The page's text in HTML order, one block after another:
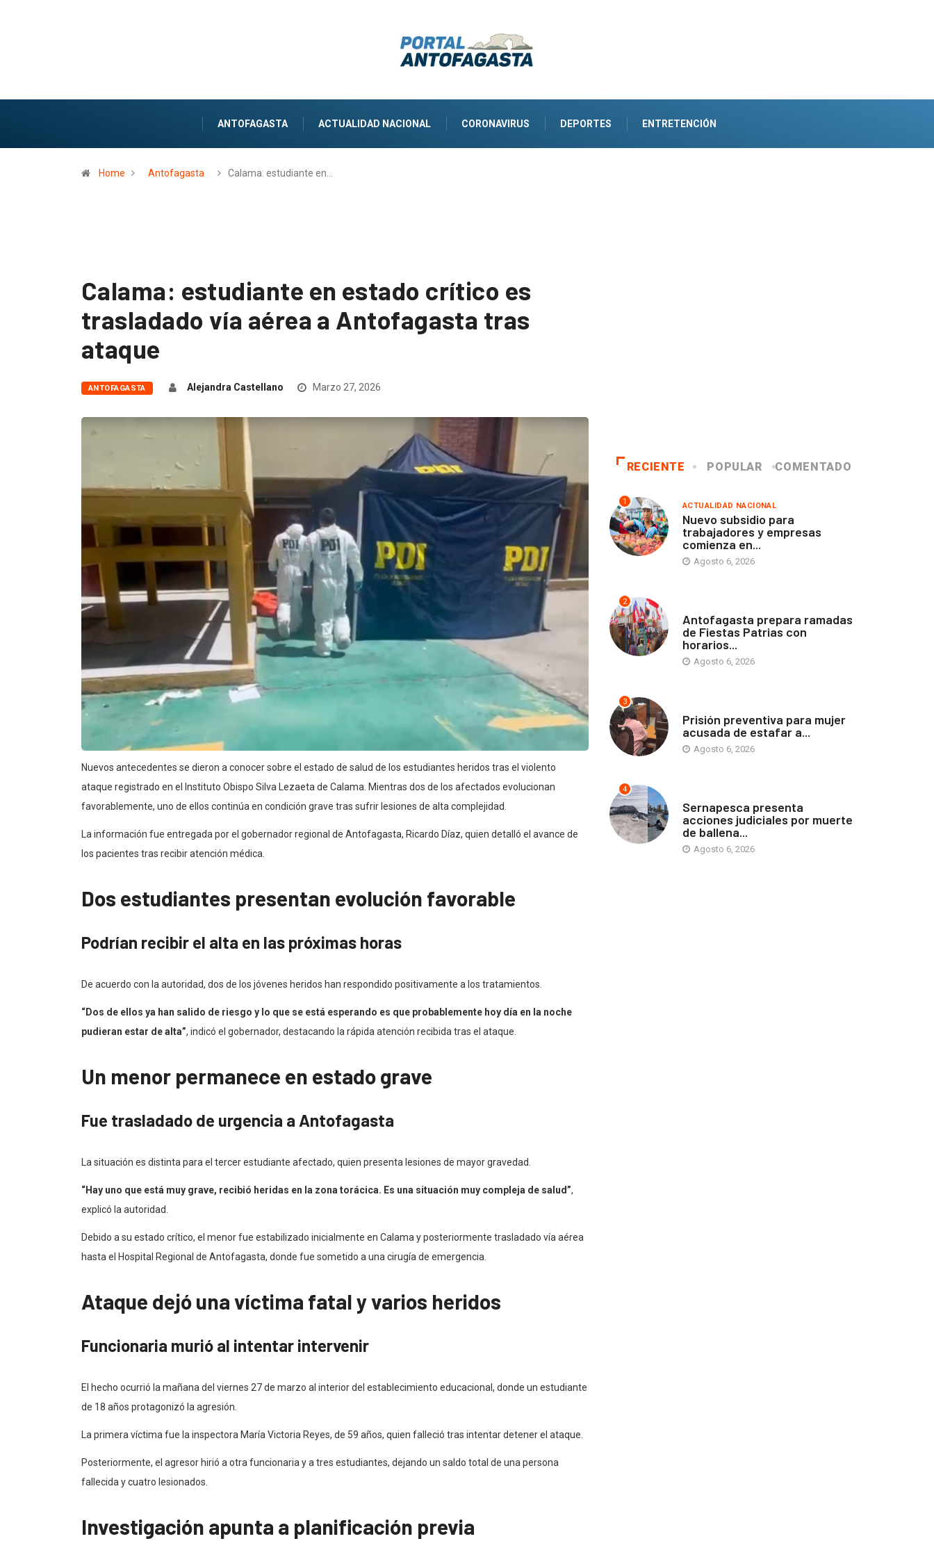
ANTOFAGASTA ACTUALIDAD NACIONAL CORONAVIRUS DEPORTES ENTRETENCIÓN
Home Antofagasta Calama: estudiante en…
Calama: estudiante en estado crítico es
trasladado vía aérea a Antofagasta tras
ataque
ANTOFAGASTA Alejandra Castellano Marzo 27, 2026
Nuevos antecedentes se dieron a conocer sobre el estado de salud de los estudiantes heridos tras el violento
ataque registrado en el Instituto Obispo Silva Lezaeta de Calama. Mientras dos de los afectados evolucionan
favorablemente, uno de ellos continúa en condición grave tras sufrir lesiones de alta complejidad.
La información fue entregada por el gobernador regional de Antofagasta, Ricardo Díaz, quien detalló el avance de
los pacientes tras recibir atención médica.
Dos estudiantes presentan evolución favorable
Podrían recibir el alta en las próximas horas
De acuerdo con la autoridad, dos de los jóvenes heridos han respondido positivamente a los tratamientos.
“Dos de ellos ya han salido de riesgo y lo que se está esperando es que probablemente hoy día en la noche
pudieran estar de alta”, indicó el gobernador, destacando la rápida atención recibida tras el ataque.
Un menor permanece en estado grave
Fue trasladado de urgencia a Antofagasta
La situación es distinta para el tercer estudiante afectado, quien presenta lesiones de mayor gravedad.
“Hay uno que está muy grave, recibió heridas en la zona torácica. Es una situación muy compleja de salud”,
explicó la autoridad.
Debido a su estado crítico, el menor fue estabilizado inicialmente en Calama y posteriormente trasladado vía aérea
hasta el Hospital Regional de Antofagasta, donde fue sometido a una cirugía de emergencia.
Ataque dejó una víctima fatal y varios heridos
Funcionaria murió al intentar intervenir
El hecho ocurrió la mañana del viernes 27 de marzo al interior del establecimiento educacional, donde un estudiante
de 18 años protagonizó la agresión.
La primera víctima fue la inspectora María Victoria Reyes, de 59 años, quien falleció tras intentar detener el ataque.
Posteriormente, el agresor hirió a otra funcionaria y a tres estudiantes, dejando un saldo total de una persona
fallecida y cuatro lesionados.
Investigación apunta a planificación previa
RECIENTE POPULAR COMENTADO
1 ACTUALIDAD NACIONAL
Nuevo subsidio para
trabajadores y empresas
comienza en...
Agosto 6, 2026
2
Antofagasta prepara ramadas
de Fiestas Patrias con
horarios...
Agosto 6, 2026
3
Prisión preventiva para mujer
acusada de estafar a...
Agosto 6, 2026
4
Sernapesca presenta
acciones judiciales por muerte
de ballena...
Agosto 6, 2026